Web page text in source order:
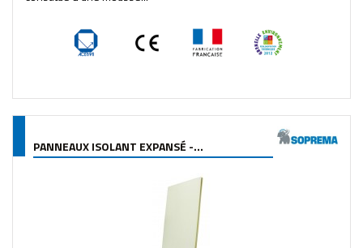
PANNEAUX ISOLANT EXPANSÉ -...